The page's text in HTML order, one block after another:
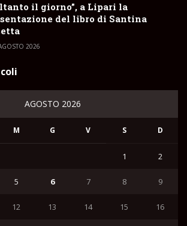
il giorno”, a Lipari la
del libro di Santina
2026
AGOSTO 2026
M G V S D
1 2
5 6 7 8 9
12 13 14 15 16